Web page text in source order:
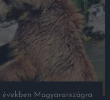
Magyarországra